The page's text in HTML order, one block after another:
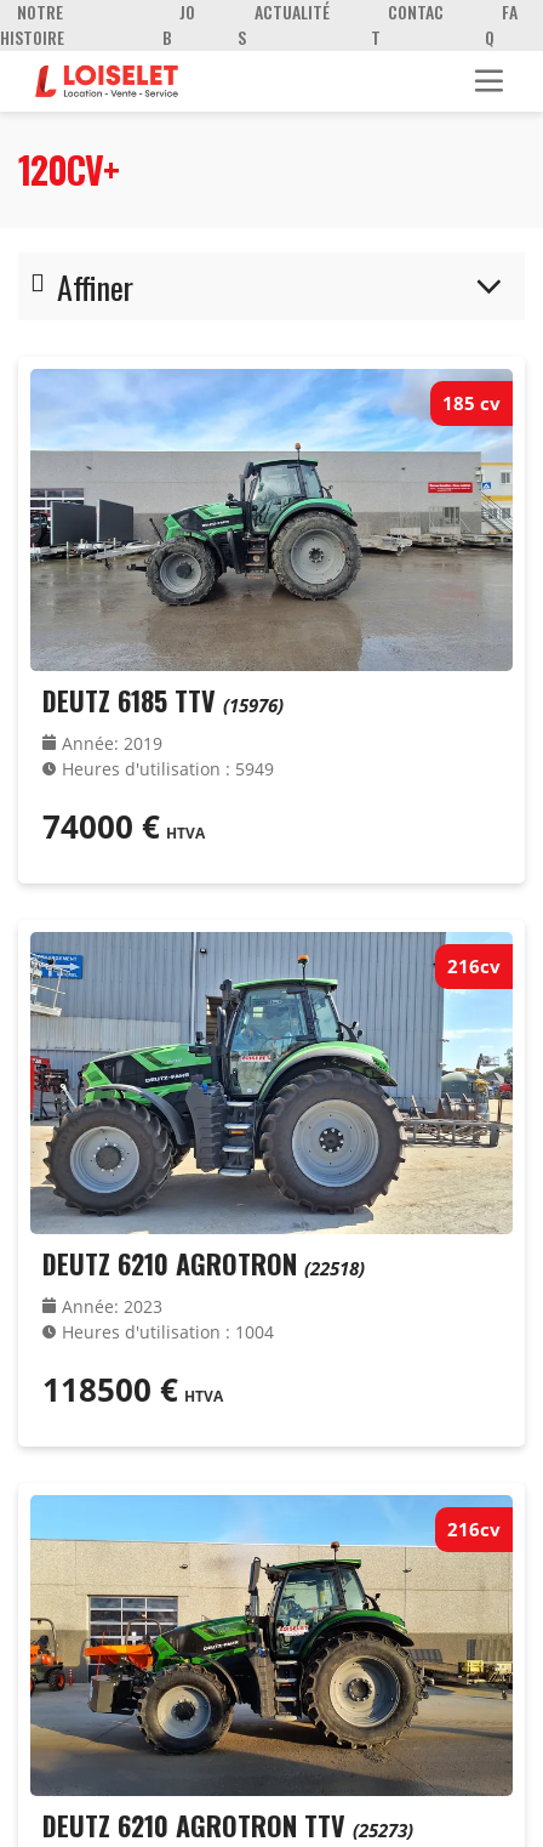
NOTRE
HISTOIRE
JO
B
ACTUALITÉ
S
CONTAC
T
FA
Q
120CV+
Affiner
SERIE 6
185 cv
DEUTZ 6185 TTV (15976)
Année: 2019
Heures d'utilisation : 5949
74000 € HTVA
216cv
DEUTZ 6210 AGROTRON (22518)
Année: 2023
Heures d'utilisation : 1004
118500 € HTVA
216cv
DEUTZ 6210 AGROTRON TTV (25273)